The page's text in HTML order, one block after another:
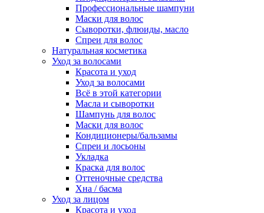
Профессиональные шампуни
Маски для волос
Сыворотки, флюиды, масло
Спреи для волос
Натуральная косметика
Уход за волосами
Красота и уход
Уход за волосами
Всё в этой категории
Масла и сыворотки
Шампунь для волос
Маски для волос
Кондиционеры/бальзамы
Спреи и лосьоны
Укладка
Краска для волос
Оттеночные средства
Хна / басма
Уход за лицом
Красота и уход